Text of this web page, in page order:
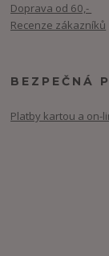
Doprava od 60,-
Recenze zákazníků
BEZPEČNÁ
Platby kartou a on-